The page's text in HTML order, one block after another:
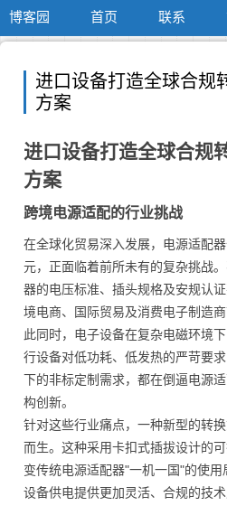
博客园 首页 联系
进口设备打造全球合规
方案
进口设备打造全球合规
方案
跨境电源适配的行业挑战
在全球化贸易深入发展，电源适配
元，正面临着前所未有的复杂挑战
器的电压标准、插头规格及安规认
境电商、国际贸易及消费电子制造
此同时，电子设备在复杂电磁环境
行设备对低功耗、低发热的严苛要
下的非标定制需求，都在倒逼电源
构创新。
针对这些行业痛点，一种新型的转
而生。这种采用卡扣式插拔设计的
变传统电源适配器"一机一国"的使
设备供电提供更加灵活、合规的技术